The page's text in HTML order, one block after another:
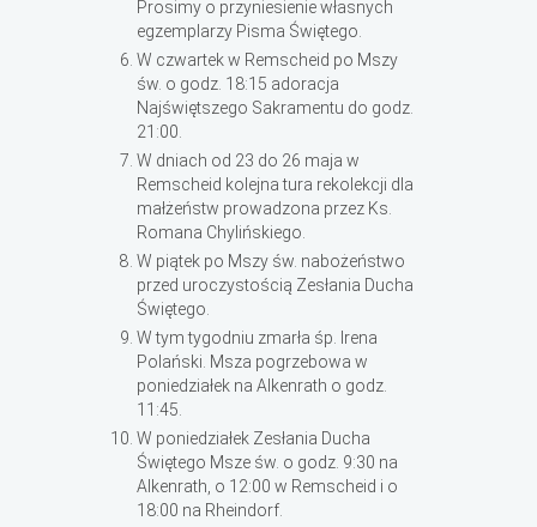
Prosimy o przyniesienie własnych
egzemplarzy Pisma Świętego.
W czwartek w Remscheid po Mszy
św. o godz. 18:15 adoracja
Najświętszego Sakramentu do godz.
21:00.
W dniach od 23 do 26 maja w
Remscheid kolejna tura rekolekcji dla
małżeństw prowadzona przez Ks.
Romana Chylińskiego.
W piątek po Mszy św. nabożeństwo
przed uroczystością Zesłania Ducha
Świętego.
W tym tygodniu zmarła śp. Irena
Polański. Msza pogrzebowa w
poniedziałek na Alkenrath o godz.
11:45.
W poniedziałek Zesłania Ducha
Świętego Msze św. o godz. 9:30 na
Alkenrath, o 12:00 w Remscheid i o
18:00 na Rheindorf.